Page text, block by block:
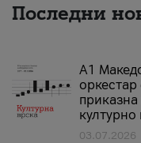
Последни
А1
културно
03.07.2026